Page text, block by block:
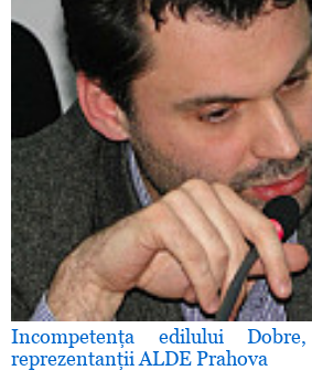
Incompetenţa edilului
reprezentanţii ALDE Prahova